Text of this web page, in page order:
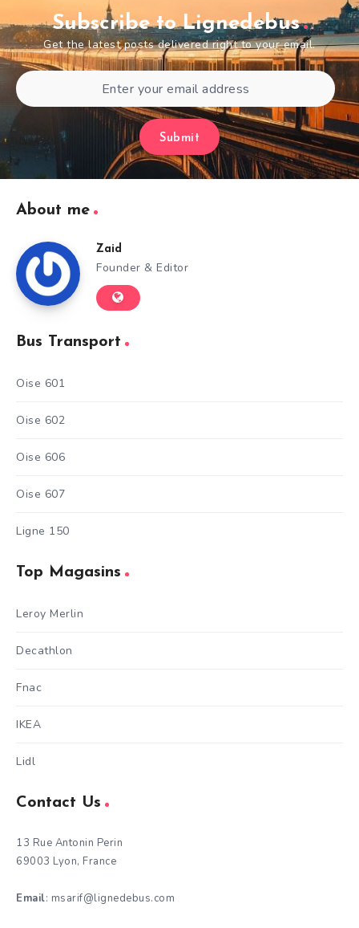
Subscribe to Lignedebus
Get the latest posts delivered right to your email.
Submit
About me
Zaid
Founder & Editor
Bus Transport
Oise 601
Oise 602
Oise 606
Oise 607
Ligne 150
Top Magasins
Leroy Merlin
Decathlon
Fnac
IKEA
Lidl
Contact Us
13 Rue Antonin Perin
69003 Lyon, France
Email: msarif@lignedebus.com